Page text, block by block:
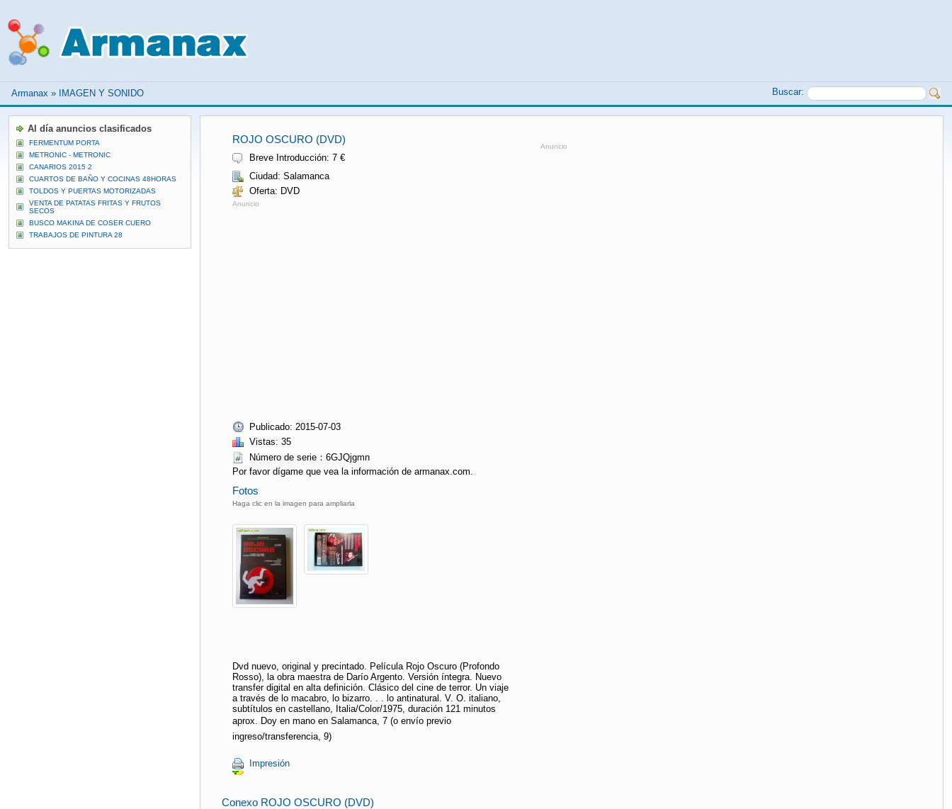
Armanax » IMAGEN Y SONIDO Buscar:
ROJO OSCURO (DVD)
Breve Introducción: 7 €
Ciudad: Salamanca
Oferta: DVD
Anuncio
Publicado: 2015-07-03
Vistas: 35
Número de serie：6GJQjgmn
Por favor dígame que vea la información de armanax.com.
Fotos
Haga clic en la imagen para ampliarla
Dvd nuevo, original y precintado. Película Rojo Oscuro (Profondo
Rosso), la obra maestra de Darío Argento. Versión íntegra. Nuevo
transfer digital en alta definición. Clásico del cine de terror. Un viaje
a través de lo macabro, lo bizarro. . . lo antinatural. V. O. italiano,
subtítulos en castellano, Italia/Color/1975, duración 121 minutos
aprox. Doy en mano en Salamanca, 7 (o envío previo
ingreso/transferencia, 9)
Impresión
Anuncio
Conexo ROJO OSCURO (DVD)
Al día anuncios clasificados
FERMENTUM PORTA
METRONIC - METRONIC
CANARIOS 2015 2
CUARTOS DE BAÑO Y COCINAS 48HORAS
TOLDOS Y PUERTAS MOTORIZADAS
VENTA DE PATATAS FRITAS Y FRUTOS
SECOS
BUSCO MAKINA DE COSER CUERO
TRABAJOS DE PINTURA 28